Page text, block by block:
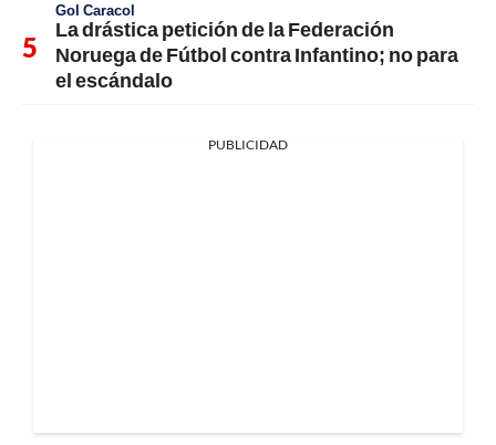
Gol Caracol
La drástica petición de la Federación
Noruega de Fútbol contra Infantino; no para
el escándalo
PUBLICIDAD